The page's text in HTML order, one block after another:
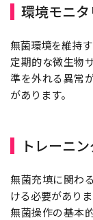
環境モニ
無菌環境を維持
定期的な微生物
準を外れる異常
があります。
トレーニ
無菌充填に関わ
ける必要がありま
無菌操作の基本